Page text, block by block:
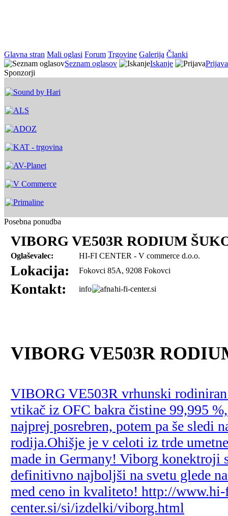
Glavna stran Mali oglasi Forum Trgovine Galerija Članki
Seznam oglasov
Iskanje
Prijava
Sponzorji
Posebna ponudba
VIBORG VE503R RODIUM
Oglaševalec: HI-FI CENTER - V commerce d.o.o.
Lokacija: Fokovci 85A, 9208 Fokovci
Kontakt: info hi-fi-center.si
VIBORG VE503R
VIBORG VE503R vrhunski
vtikač iz OFC bakra čistine 99,995
najprej posrebren, potem pa še sledi
rodija.Ohišje je v celoti iz trde
made in Germany! Viborg konektroji
definitivno najboljši na svetu glede
med ceno in kvaliteto! http://
center.si/si/izdelki/viborg.html